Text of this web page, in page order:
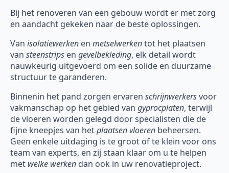
Bij het renoveren van een gebouw wordt er met zorg
en aandacht gekeken naar de beste oplossingen.
Van isolatiewerken en metselwerkentot het plaatsen
van steenstrips en gevelbekleding, elk detail wordt
nauwkeurig uitgevoerd om een solide en duurzame
structuur te garanderen.
Binnenin het pand zorgen ervaren schrijnwerkersvoor
vakmanschap op het gebied van gyprocplaten, terwijl
de vloeren worden gelegd door specialisten die de
fijne kneepjes van hetplaatsen vloeren beheersen.
Geen enkele uitdaging is te groot of te klein voor ons
team van experts, en zij staan klaar om u te helpen
met welke werken dan ook in uw renovatieproject.